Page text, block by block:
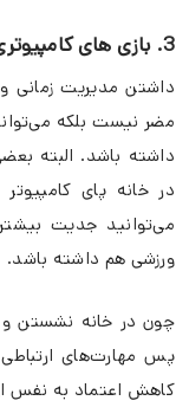
3. بازی های کامپیوتری
داشتن مدیریت زمانی و
مضر نیست بلکه
داشته باشد. البته
در خانه پای
می‌توانید جدیت
ورزشی هم داشته باشد.
چون در خانه نشستن و
پس مهارت‌های
کاهش اعتماد به نفس